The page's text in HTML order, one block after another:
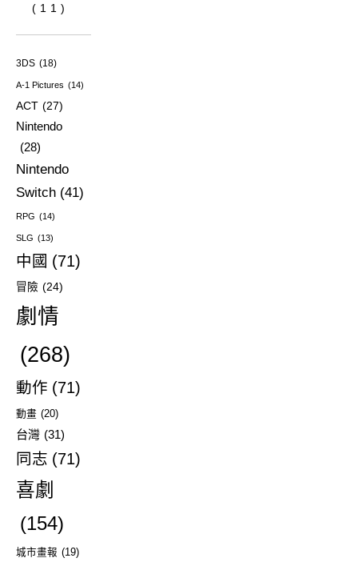
(11)
3DS (18)
A-1 Pictures (14)
ACT (27)
Nintendo
(28)
Nintendo
Switch (41)
RPG (14)
SLG (13)
中國 (71)
冒險 (24)
劇情
(268)
動作 (71)
動畫 (20)
台灣 (31)
同志 (71)
喜劇
(154)
城市畫報 (19)